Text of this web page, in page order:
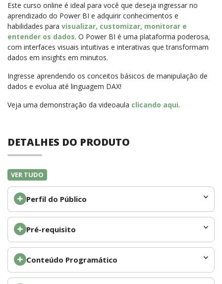
Este curso online é ideal para você que deseja ingressar no
aprendizado do Power BI e adquirir conhecimentos e
habilidades para visualizar, customizar, monitorar e
entender os dados. O Power BI é uma plataforma poderosa,
com interfaces visuais intuitivas e interativas que transformam
dados em insights em minutos.
Ingresse aprendendo os conceitos básicos de manipulação de
dados e evolua até linguagem DAX!
Veja uma demonstração da videoaula clicando aqui.
DETALHES DO PRODUTO
VER TUDO
Perfil do Público
Pré-requisito
Conteúdo Programático